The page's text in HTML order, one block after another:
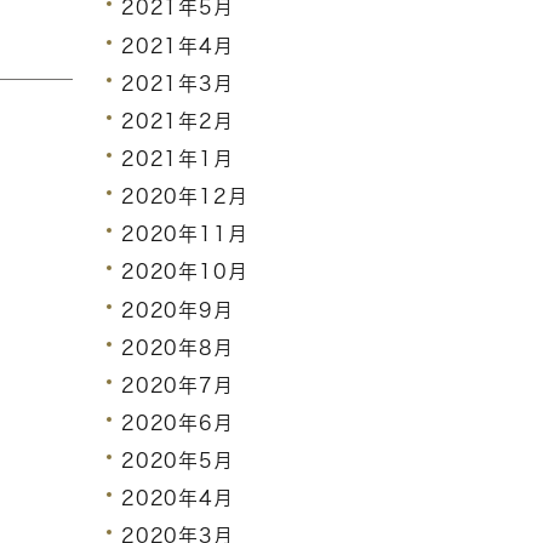
2021年5月
2021年4月
2021年3月
2021年2月
2021年1月
2020年12月
2020年11月
2020年10月
2020年9月
2020年8月
2020年7月
2020年6月
2020年5月
2020年4月
2020年3月